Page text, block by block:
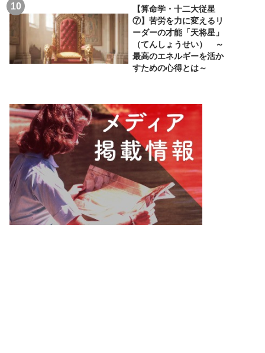
【算命学・十二大従星
⑦】苦労を力に変えるリ
ーダーの才能「天将星」
（てんしょうせい） ～
最高のエネルギーを活か
すための心得とは～